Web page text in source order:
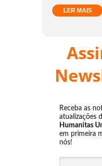
LER MAIS
Receba as
atualizações
Humanitas
em primeira
nós!